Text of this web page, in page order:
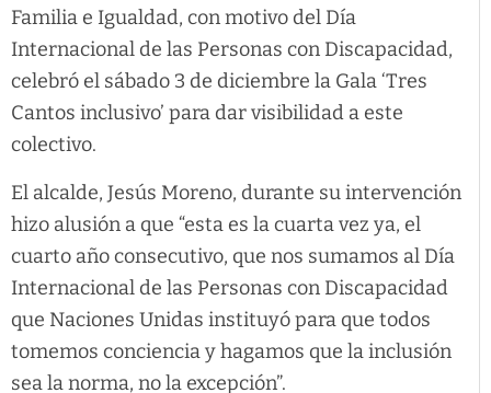
Familia e Igualdad, con motivo del Día
Internacional de las Personas con Discapacidad,
celebró el sábado 3 de diciembre la Gala ‘Tres
Cantos inclusivo’ para dar visibilidad a este
colectivo.
El alcalde, Jesús Moreno, durante su intervención
hizo alusión a que “esta es la cuarta vez ya, el
cuarto año consecutivo, que nos sumamos al Día
Internacional de las Personas con Discapacidad
que Naciones Unidas instituyó para que todos
tomemos conciencia y hagamos que la inclusión
sea la norma, no la excepción”.